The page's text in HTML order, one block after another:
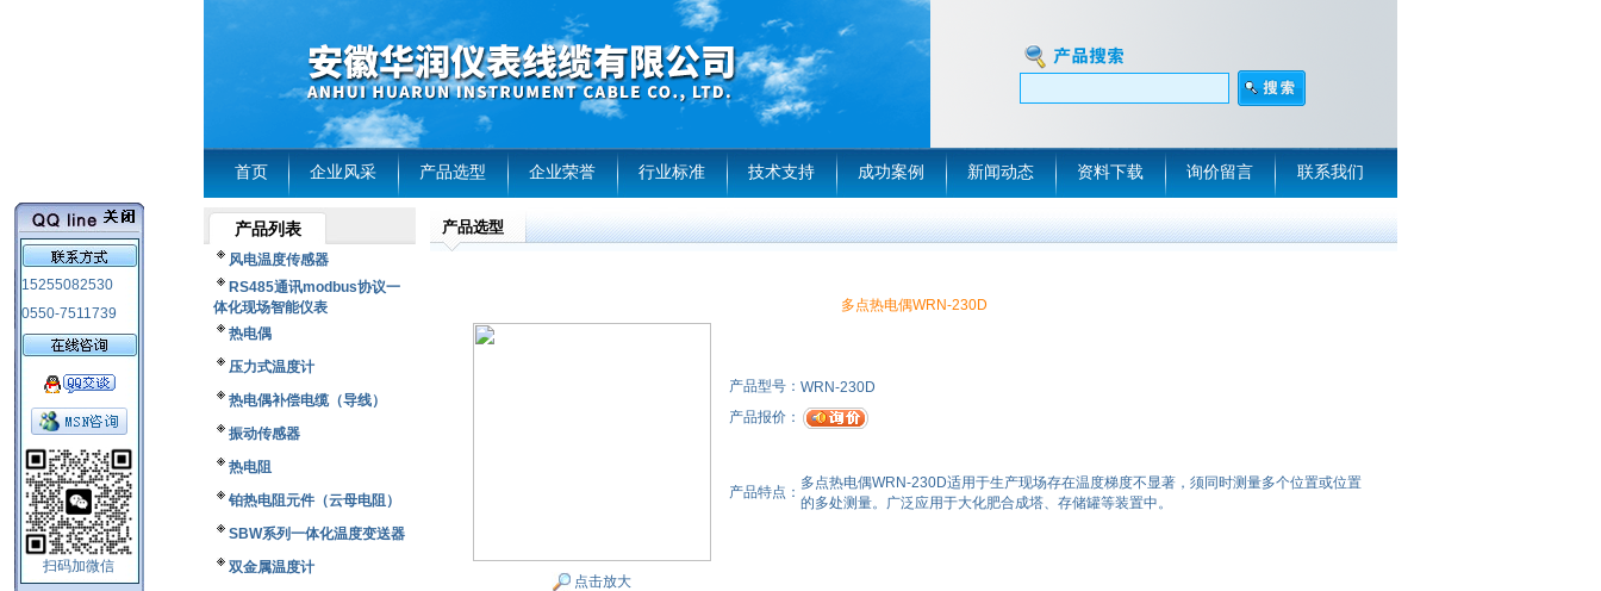
首页 企业风采 产品选型 企业荣誉 行业标准 技术支持 成功案例 新闻动态 资料下载 询价留言 联系我们
15255082530
0550-7511739
扫码加微信
产品列表
风电温度传感器
RS485通讯modbus协议一
体化现场智能仪表
热电偶
压力式温度计
热电偶补偿电缆（导线）
振动传感器
热电阻
铂热电阻元件（云母电阻）
SBW系列一体化温度变送器
双金属温度计
产品选型
多点热电偶WRN-230D
点击放大
产品型号： WRN-230D
产品报价：
产品特点：
多点热电偶WRN-230D适用于生产现场存在温度梯度不显著，须同时测量多个位置或位置
的多处测量。广泛应用于大化肥合成塔、存储罐等装置中。